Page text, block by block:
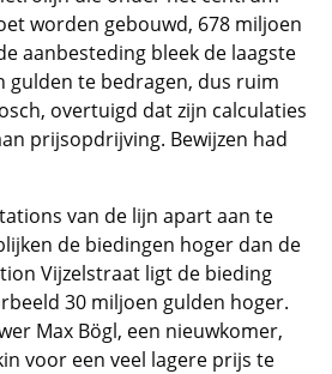
worden gebouwd, 678 miljoen
aanbesteding bleek de laagste
gulden te bedragen, dus ruim
overtuigd dat zijn calculaties
prijsopdrijving. Bewijzen had
van de lijn apart aan te
de biedingen hoger dan de
Vijzelstraat ligt de bieding
30 miljoen gulden hoger.
Max Bögl, een nieuwkomer,
voor een veel lagere prijs te